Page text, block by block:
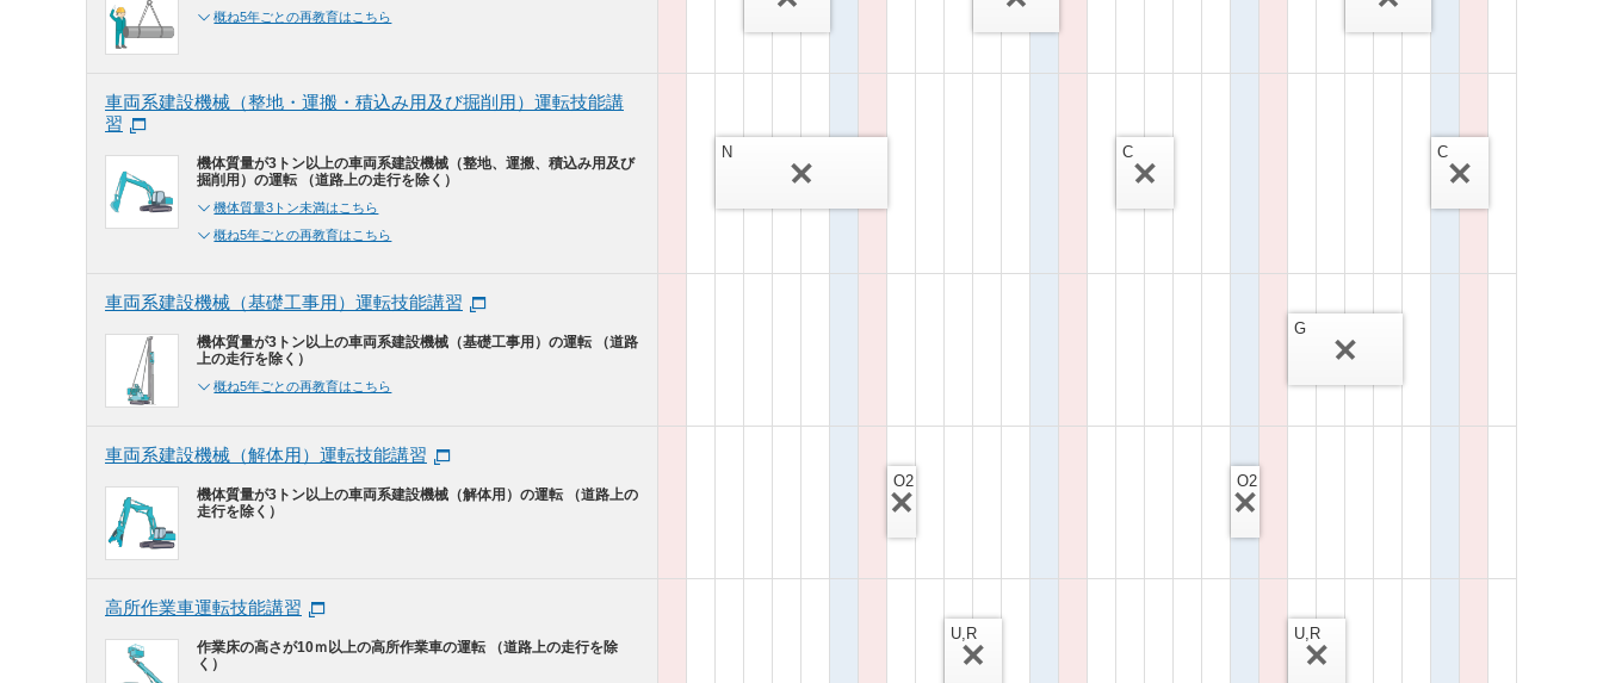
概ね5年ごとの再教育はこちら
車両系建設機械（整地・運搬・積込み用及び掘削用）運転技能講
習
機体質量が3トン以上の車両系建設機械（整地、運搬、積込み用及び
掘削用）の運転 （道路上の走行を除く）
機体質量3トン未満はこちら
概ね5年ごとの再教育はこちら
N C C
車両系建設機械（基礎工事用）運転技能講習
機体質量が3トン以上の車両系建設機械（基礎工事用）の運転 （道路
上の走行を除く）
概ね5年ごとの再教育はこちら
G
車両系建設機械（解体用）運転技能講習
機体質量が3トン以上の車両系建設機械（解体用）の運転 （道路上の
走行を除く）
O2 O2
高所作業車運転技能講習
作業床の高さが10ｍ以上の高所作業車の運転 （道路上の走行を除
く）
U,R U,R